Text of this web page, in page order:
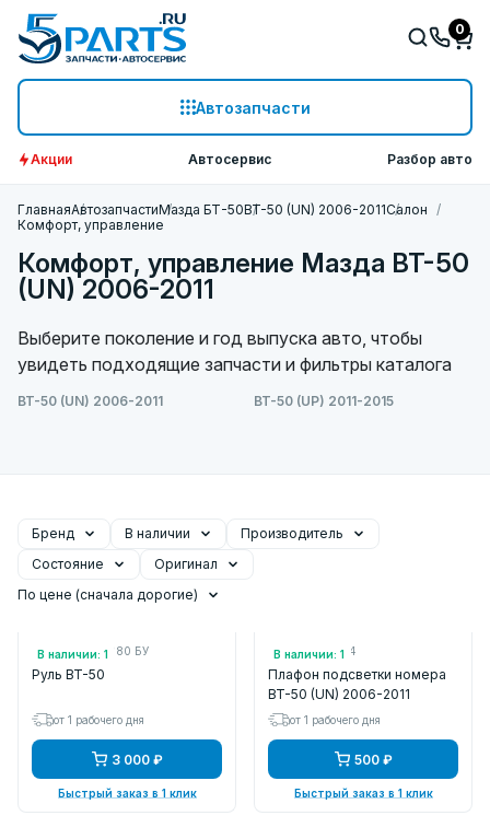
Автозапчасти
0
Акции Автосервис Разбор авто
ГлавнаяАвтозапчастиМазда БТ-50BT-50 (UN) 2006-2011Салон
Комфорт, управление
Комфорт, управление Мазда BT-50
(UN) 2006-2011
Выберите поколение и год выпуска авто, чтобы
увидеть подходящие запчасти и фильтры каталога
BT-50 (UN) 2006-2011 BT-50 (UP) 2011-2015
Бренд В наличии
Производитель
Состояние
Оригинал
По цене (сначала дорогие)
В наличии: 1
Арт.: UM6632980 БУ
Руль BT-50
от 1 рабочего дня
3 000 ₽
Быстрый заказ в 1 клик
В наличии: 1
Арт.: UH7151274
Плафон подсветки номера
BT-50 (UN) 2006-2011
от 1 рабочего дня
500 ₽
Быстрый заказ в 1 клик